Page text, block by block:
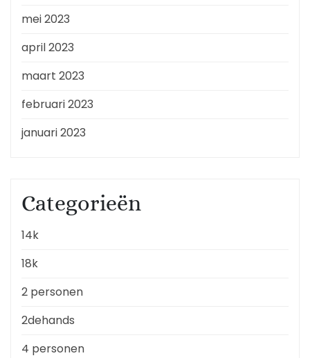
mei 2023
april 2023
maart 2023
februari 2023
januari 2023
Categorieën
14k
18k
2 personen
2dehands
4 personen